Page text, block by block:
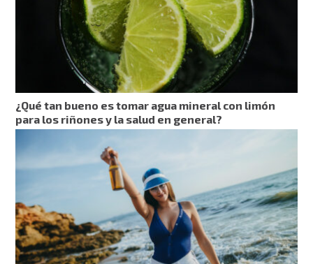
¿Qué tan bueno es tomar agua mineral con limón
para los riñones y la salud en general?